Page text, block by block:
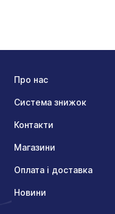
Про нас
Система знижок
Контакти
Магазини
Оплата і доставка
Новини